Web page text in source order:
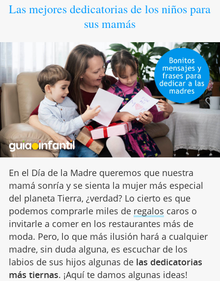
Las mejores dedicatorias de los niños para
sus mamás
En el Día de la Madre queremos que nuestra
mamá sonría y se sienta la mujer más especial
del planeta Tierra, ¿verdad? Lo cierto es que
podemos comprarle miles de regalos caros o
invitarle a comer en los restaurantes más de
moda. Pero, lo que más ilusión hará a cualquier
madre, sin duda alguna, es escuchar de los
labios de sus hijos algunas delas dedicatorias
más tiernas. ¡Aquí te damos algunas ideas!